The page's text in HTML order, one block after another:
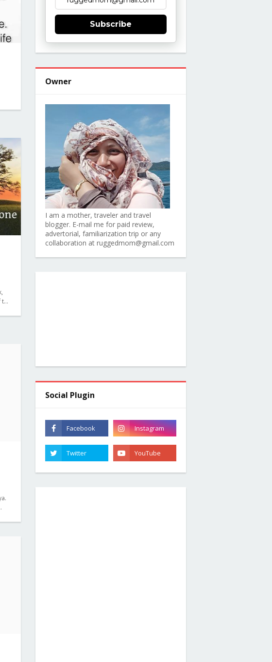
t…
Subscribe
Owner
I am a mother, traveler and travel
blogger. E-mail me for paid review,
advertorial, familiarization trip or any
collaboration at ruggedmom@gmail.com
Social Plugin